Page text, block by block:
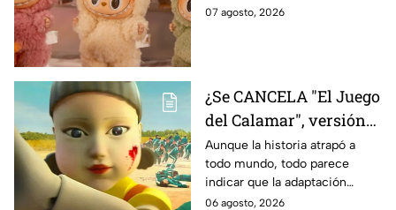
tratará la cinta. Aquí te
07 agosto, 2026
¿Se CANCELA "El Juego
del Calamar", versión
Estados Unidos? Esto
es lo que se sabe al
momento
Aunque la historia atrapó a
todo mundo, todo parece
indicar que la adaptación
podría ser cancelada:
06 agosto, 2026